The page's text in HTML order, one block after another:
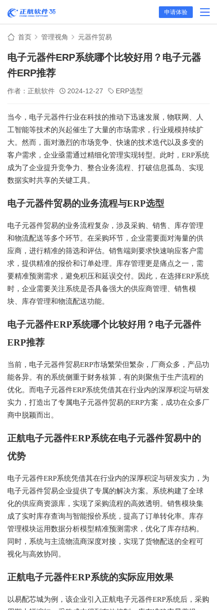
申请体验
首页 管理视角 元器件贸易
电子元器件ERP系统哪个比较好用？电子元器
件ERP推荐
作者：正航软件 2024-12-27 ERP选型
当今，电子元器件行业在科技的推动下迅速发展，物联网、人
工智能等技术的兴起催生了大量的市场需求，行业规模持续扩
大。然而，面对激烈的市场竞争、快速的技术迭代以及多变的
客户需求，企业亟需通过精细化管理实现转型。此时，ERP系统
成为了企业提升竞争力、整合业务流程、打破信息孤岛、实现
数据实时共享的关键工具。
电子元器件贸易的业务流程与ERP选型
电子元器件贸易的业务流程复杂，涉及采购、销售、库存管理
和物流配送等多个环节。在采购环节，企业需要面对海量的供
应商，进行精准的筛选和评估。销售端则要求快速响应客户需
求，提供精准的报价和订单处理。库存管理更是痛点之一，需
要精准预测需求，避免积压和延误交付。因此，在选择ERP系统
时，企业需要关注系统是否具备强大的供应商管理、销售模
块、库存管理和物流配送功能。
电子元器件ERP系统哪个比较好用？电子元器件
ERP推荐
当前，电子元器件贸易ERP市场繁荣但繁杂，厂商众多，产品功
能各异。有的系统侧重于财务核算，有的则聚焦于生产流程的
优化。而电子元器件ERP系统凭借其在行业内的深厚积淀与研发
实力，打造出了专属电子元器件贸易的ERP方案，成功在众多厂
商中脱颖而出。
正航电子元器件ERP系统在电子元器件贸易中的
优势
电子元器件ERP系统凭借其在行业内的深厚积淀与研发实力，为
电子元器件贸易企业提供了专属的解决方案。系统构建了全球
化的供应商资源库，实现了采购流程的高效透明。销售模块集
成了实时库存查询与智能报价系统，提高了订单转化率。库存
管理模块运用数据分析模型精准预测需求，优化了库存结构。
同时，系统与主流物流商深度对接，实现了货物配送的全程可
视化与高效协同。
正航电子元器件ERP系统的实际应用效果
以易配芯城为例，该企业引入正航电子元器件ERP系统后，采购